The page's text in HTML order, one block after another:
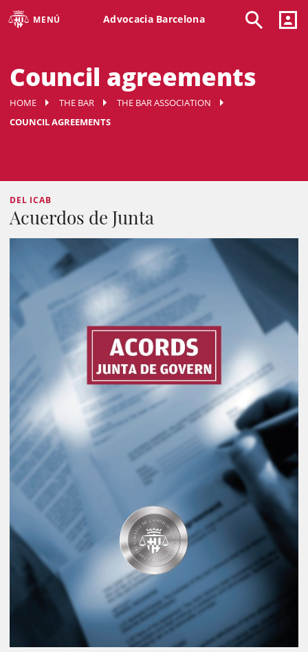
MENÚ Advocacia Barcelona
Council agreements
HOME THE BAR
THE BAR ASSOCIATION
COUNCIL AGREEMENTS
DEL ICAB
Acuerdos de Junta